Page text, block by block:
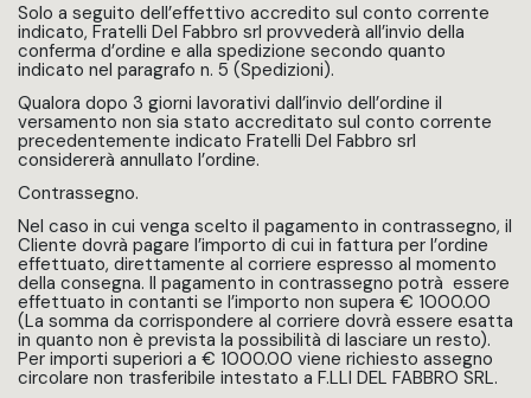
Solo a seguito dell’effettivo accredito sul conto corrente
indicato, Fratelli Del Fabbro srl provvederà all’invio della
conferma d’ordine e alla spedizione secondo quanto
indicato nel paragrafo n. 5 (Spedizioni).
Qualora dopo 3 giorni lavorativi dall’invio dell’ordine il
versamento non sia stato accreditato sul conto corrente
precedentemente indicato Fratelli Del Fabbro srl
considererà annullato l’ordine.
Contrassegno.
Nel caso in cui venga scelto il pagamento in contrassegno, il
Cliente dovrà pagare l’importo di cui in fattura per l’ordine
effettuato, direttamente al corriere espresso al momento
della consegna. Il pagamento in contrassegno potrà essere
effettuato in contanti se l’importo non supera € 1000.00
(La somma da corrispondere al corriere dovrà essere esatta
in quanto non è prevista la possibilità di lasciare un resto).
Per importi superiori a € 1000.00 viene richiesto assegno
circolare non trasferibile intestato a F.LLI DEL FABBRO SRL.